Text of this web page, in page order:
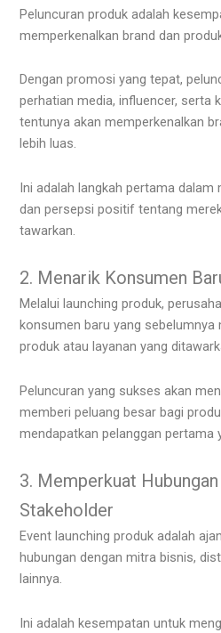
Peluncuran produk adalah
memperkenalkan brand dan
Dengan promosi yang tepat,
perhatian media, influencer, serta
tentunya akan memperkenalkan
lebih luas.
Ini adalah langkah pertama dalam
dan persepsi positif tentang
tawarkan.
2. Menarik Konsumen
Melalui launching produk,
konsumen baru yang sebelumnya
produk atau layanan yang
Peluncuran yang sukses akan
memberi peluang besar bagi
mendapatkan pelanggan pertama
3. Memperkuat
Stakeholder
Event launching produk adalah
hubungan dengan mitra bisnis,
lainnya.
Ini adalah kesempatan untuk